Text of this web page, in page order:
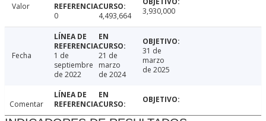
Valor
0
4,493,664 3,930,000
Fecha
1 de
septiembre
de 2022
21 de
marzo
de 2024
31 de
marzo
de 2025
Comentar